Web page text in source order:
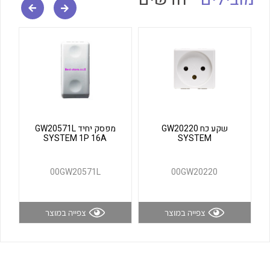
לכל מוצרי היצרן
שקע כח GW20220
SYSTEM
00GW20220
צפייה במוצר
מפסק יחיד GW20571L
SYSTEM 1P 16A
00GW20571L
צפייה במוצר